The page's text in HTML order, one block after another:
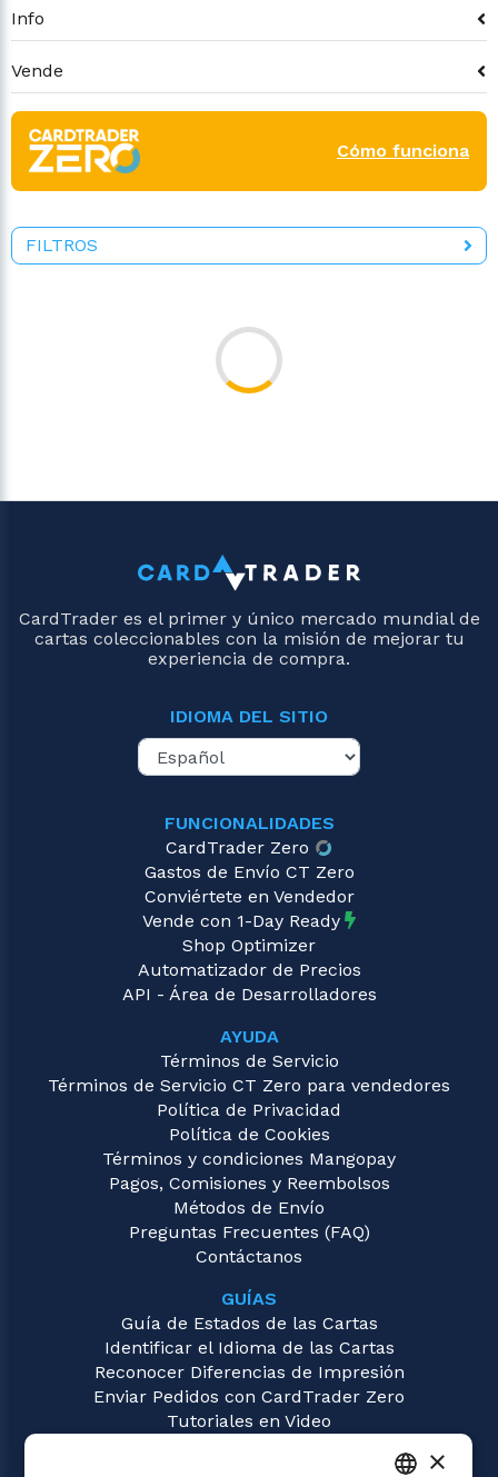
Info
Vende
Cómo funciona
FILTROS
CardTrader es el primer y único mercado mundial de
cartas coleccionables con la misión de mejorar tu
experiencia de compra.
IDIOMA DEL SITIO
FUNCIONALIDADES
CardTrader Zero
Gastos de Envío CT Zero
Conviértete en Vendedor
Vende con 1-Day Ready
Shop Optimizer
Automatizador de Precios
API - Área de Desarrolladores
AYUDA
Términos de Servicio
Términos de Servicio CT Zero para vendedores
Política de Privacidad
Política de Cookies
Términos y condiciones Mangopay
Pagos, Comisiones y Reembolsos
Métodos de Envío
Preguntas Frecuentes (FAQ)
Contáctanos
GUÍAS
Guía de Estados de las Cartas
Identificar el Idioma de las Cartas
Reconocer Diferencias de Impresión
Enviar Pedidos con CardTrader Zero
Tutoriales en Video
×